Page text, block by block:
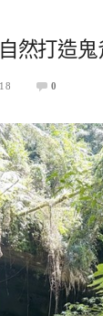
然打造
0